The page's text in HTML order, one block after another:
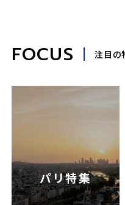
注目の
FOCUS
パリ特集